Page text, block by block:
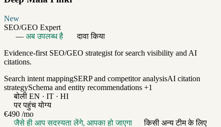
New
SEO/GEO Expert
— अब उपलब्ध है
दावा किया
Evidence-first SEO/GEO strategist for search visibility and AI
citations.
Search intent mappingSERP and competitor analysisAI citation
strategySchema and entity recommendations +1
बोली EN · IT · HI
पर पहुंच योग्य
€490 /mo
जैसे ही आप सदस्यता लेंगे, आपका हो जाएगा
किसी अन्य टीम के लिए